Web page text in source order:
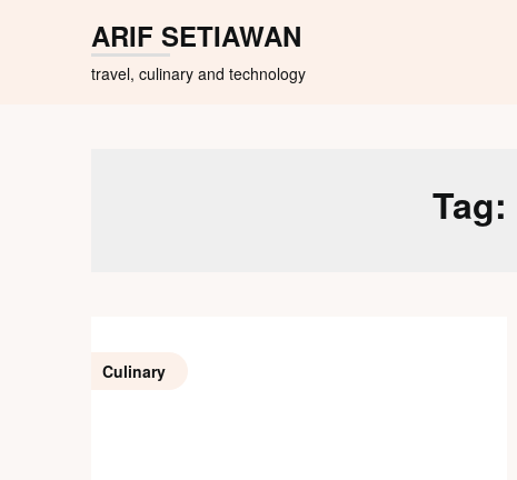
ARIF SETIAWAN
travel, culinary and technology
Tag:
Culinary